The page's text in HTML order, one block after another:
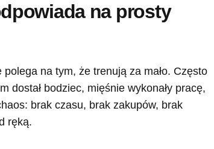
na prosty
na tym, że trenują za mało. Często
dostał bodziec, mięśnie wykonały pracę,
brak czasu, brak zakupów, brak
ręką.